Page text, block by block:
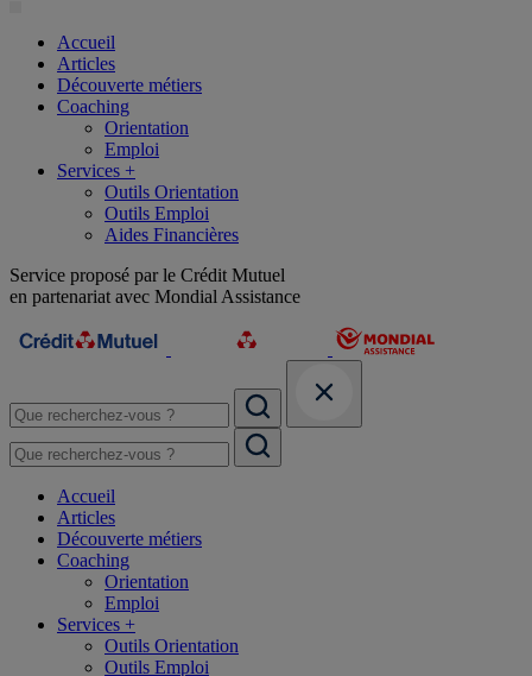
Accueil
Articles
Découverte métiers
Coaching
Orientation
Emploi
Services +
Outils Orientation
Outils Emploi
Aides Financières
Service proposé par le Crédit Mutuel
en partenariat avec Mondial Assistance
Accueil
Articles
Découverte métiers
Coaching
Orientation
Emploi
Services +
Outils Orientation
Outils Emploi